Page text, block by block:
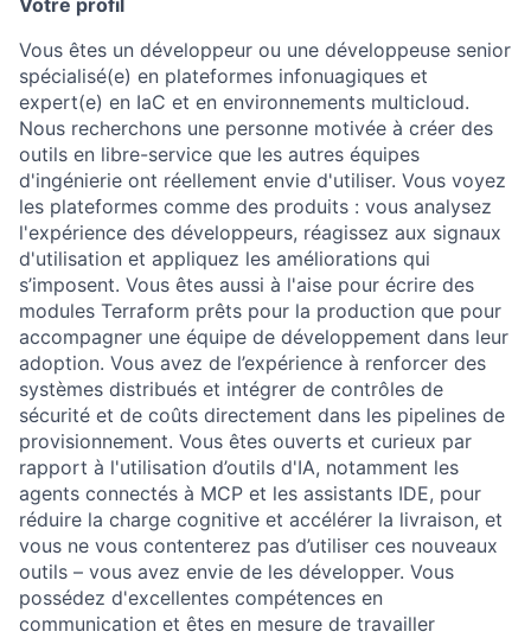
Votre profil
Vous êtes un développeur ou une développeuse senior
spécialisé(e) en plateformes infonuagiques et
expert(e) en IaC et en environnements multicloud.
Nous recherchons une personne motivée à créer des
outils en libre-service que les autres équipes
d'ingénierie ont réellement envie d'utiliser. Vous voyez
les plateformes comme des produits : vous analysez
l'expérience des développeurs, réagissez aux signaux
d'utilisation et appliquez les améliorations qui
s’imposent. Vous êtes aussi à l'aise pour écrire des
modules Terraform prêts pour la production que pour
accompagner une équipe de développement dans leur
adoption. Vous avez de l’expérience à renforcer des
systèmes distribués et intégrer de contrôles de
sécurité et de coûts directement dans les pipelines de
provisionnement. Vous êtes ouverts et curieux par
rapport à l'utilisation d’outils d'IA, notamment les
agents connectés à MCP et les assistants IDE, pour
réduire la charge cognitive et accélérer la livraison, et
vous ne vous contenterez pas d’utiliser ces nouveaux
outils – vous avez envie de les développer. Vous
possédez d'excellentes compétences en
communication et êtes en mesure de travailler